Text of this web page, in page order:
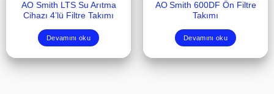
AO Smith LTS Su Arıtma
Cihazı 4’lü Filtre Takımı
Devamını oku
AO Smith 600DF Ön Filtre
Takımı
Devamını oku